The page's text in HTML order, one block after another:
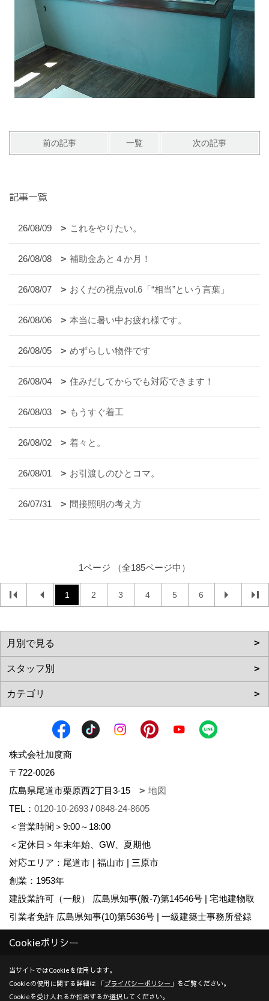
前の記事 一覧 次の記事
記事一覧
26/08/09 これをやりたい。
26/08/08 補助金あと４か月！
26/08/07 おくだの視点vol.6「“相当”という言葉」
26/08/06 本当に暑い中お疲れ様です。
26/08/05 めずらしい物件です
26/08/04 住みだしてからでも対応できます！
26/08/03 もうすぐ着工
26/08/02 着々と。
26/08/01 お引渡しのひとコマ。
26/07/31 間接照明の考え方
1ページ （全185ページ中）
1 2 3 4 5 6
株式会社加度商
〒722-0026
広島県尾道市栗原西2丁目3-15
地図
TEL： 0120-10-2693 / 0848-24-8605
＜営業時間＞9:00～18:00
＜定休日＞年末年始、GW、夏期他
対応エリア：尾道市 | 福山市 | 三原市
創業：1953年
建設業許可（一般） 広島県知事(般-7)第14546号 | 宅地建物取
引業者免許 広島県知事(10)第5636号 | 一級建築士事務所登録
Copyright (c) KADOSHO. All Rights Reserved.
Produced byゴデスクリエイト
Cookieポリシー
当サイトではCookieを使用します。
Cookieの使用に関する詳細は 「プライバシーポリシー 」をご覧ください。
Cookieを受け入れるか拒否するか選択してください。